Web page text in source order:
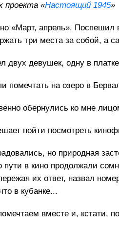
проекта «Настоящий 1945»
«Март, апрель».
три места за собой, а
двух девушек, одну в
помечтать на озеро в
обернулись ко мне
пойти посмотреть
но природная
пути в кино продолжали
их ответ, назвал
в кубанке...
вместе и, кстати,